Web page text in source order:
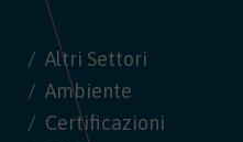
Altri Settori
Ambiente
Certificazioni